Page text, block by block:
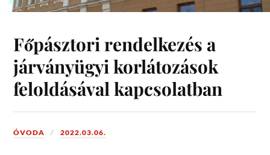
Főpásztori rendelkezés a
járványügyi korlátozások
feloldásával kapcsolatban
ÓVODA 2022.03.06.